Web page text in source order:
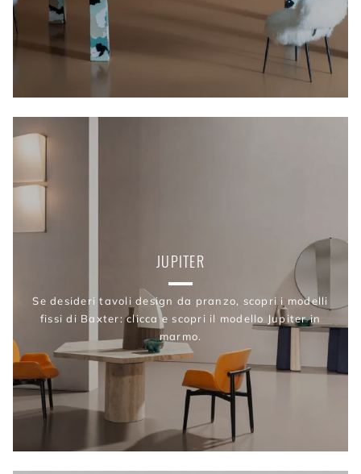
JUPITER
Se desideri tavoli design da pranzo, scopri i modelli
fissi di Baxter: clicca e scopri il modello Jupiter in
marmo.